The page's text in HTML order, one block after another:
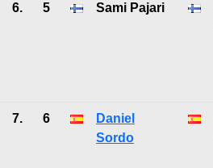
6. 5 Sami Pajari
7. 6
Daniel
Sordo